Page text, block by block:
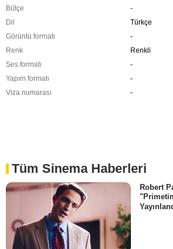
Bütçe
-
Dil
Türkçe
Görüntü formatı
-
Renk
Renkli
Ses formatı
-
Yapım formatı
-
Viza numarası
-
Tüm Sinema Haberleri
Robert